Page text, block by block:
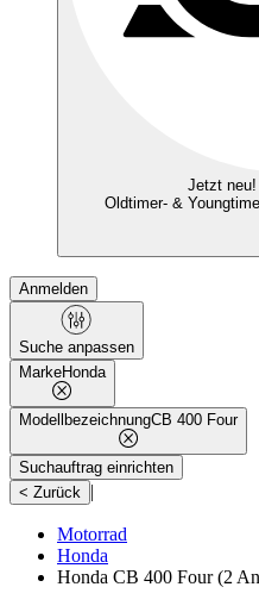
Jetzt
Oldtimer- &
Anmelden
Suche anpassen
MarkeHonda
ModellbezeichnungCB 400 Four
Suchauftrag einrichten
< Zurück |
Motorrad
Honda
Honda CB 400 Four(2